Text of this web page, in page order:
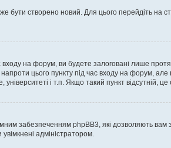
створено новий. Для цього перейдіть на
входу на форум, ви будете залоговані лише
цього пункту під час входу на форум,
і т.п. Якщо такий пункт відсутній,
забезпеченням phpBB3, які дозволяють
адміністратором.